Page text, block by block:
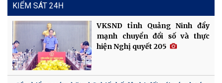
KIỂM SÁT 24H
VKSND tỉnh Quảng Ninh đẩy
mạnh chuyển đổi số và thực
hiện Nghị quyết 205